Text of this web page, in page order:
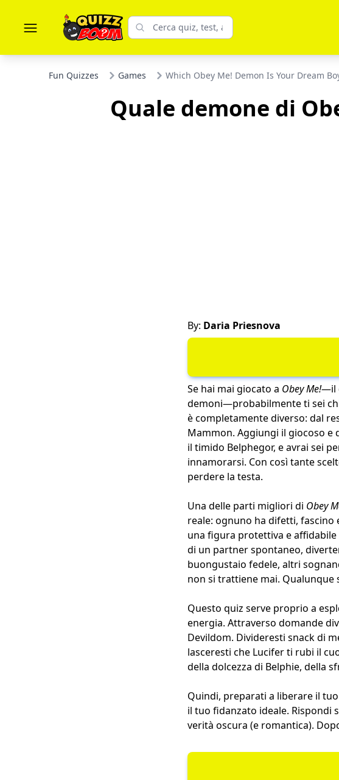
Fun Quizzes Games Which Obey Me! Demon Is Your Dream
Quale demone di
By: Daria Priesnova
Se hai mai giocato a Obey Me!—il
demoni—probabilmente ti sei
è completamente diverso: dal
Mammon. Aggiungi il giocoso e
il timido Belphegor, e avrai sei
innamorarsi. Con così tante
perdere la testa.
Una delle parti migliori di Obey
reale: ognuno ha difetti,
una figura protettiva e
di un partner spontaneo,
buongustaio fedele, altri
non si trattiene mai. Qualunque
Questo quiz serve proprio a
energia. Attraverso domande
Devildom. Divideresti snack di
lasceresti che Lucifer ti rubi il
della dolcezza di Belphie, della
Quindi, preparati a liberare il
il tuo fidanzato ideale. Rispondi
verità oscura (e romantica).